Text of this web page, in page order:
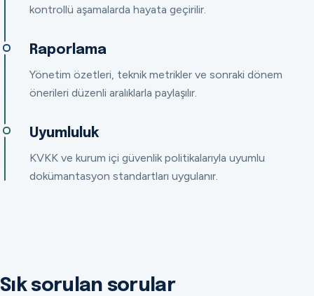
kontrollü aşamalarda hayata geçirilir.
Raporlama
Yönetim özetleri, teknik metrikler ve sonraki dönem
önerileri düzenli aralıklarla paylaşılır.
Uyumluluk
KVKK ve kurum içi güvenlik politikalarıyla uyumlu
dokümantasyon standartları uygulanır.
Sık sorulan sorular